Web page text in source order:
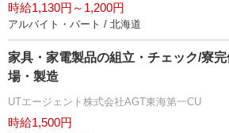
時給1,130円～1,200円
アルバイト・パート / 北海道
家具・家電製品の組立・チェック/寮
場・製造
UTエージェント株式会社AGT東海第一CU
時給1,500円